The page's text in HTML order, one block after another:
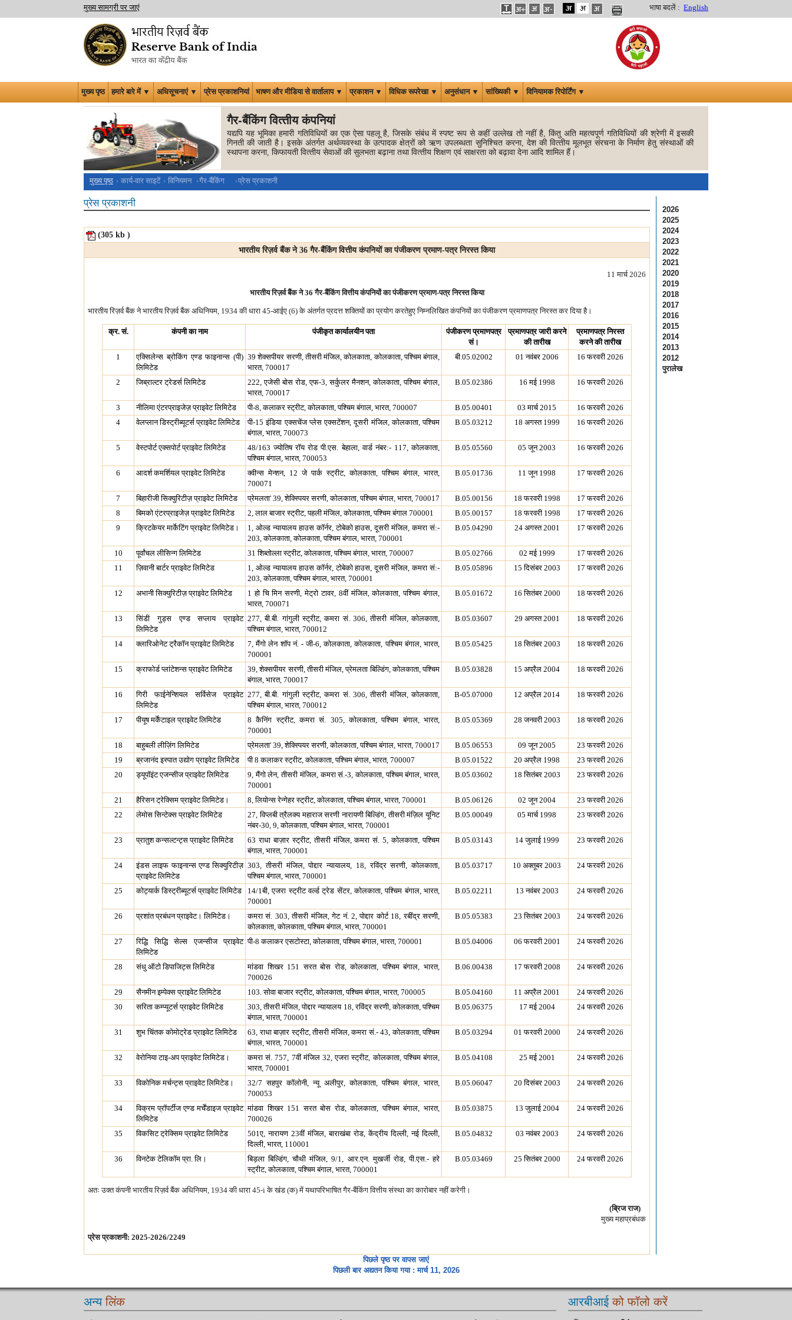
मुख्य सामग्री पर जाएं भाषा बदलें : English
मुख्य पृष्ठ हमारे बारे में ▼ अधिसूचनाएं ▼ प्रेस प्रकाशनियां भाषण और मीडिया से वार्तालाप ▼ प्रकाशन ▼ विधिक रूपरेखा ▼ अनुसंधान ▼ सांख्यिकी ▼ विनियामक रिपोर्टिंग ▼
गैर-बैंकिंग वित्‍तीय कंपनियां
यद्यपि यह भूमिका हमारी गतिविधियों का एक ऐसा पहलू है, जिसके संबंध में स्‍पष्‍ट रूप से कहीं उल्‍लेख तो नहीं है, किंतु अति महत्‍वपूर्ण गतिविधियों की श्रेणी में इसकी
गिनती की जाती है। इसके अंतर्गत अर्थव्‍यवस्‍था के उत्‍पादक क्षेत्रों को ऋण उपलब्‍धता सुनिश्चित करना, देश की वित्‍तीय मूलभूत संरचना के निर्माण हेतु संस्‍थाओं की
स्‍थापना करना, किफायती वित्‍तीय सेवाओं की सुलभता बढ़ाना तथा वित्‍तीय शिक्षण एवं साक्षरता को बढ़ावा देना आदि शामिल हैं।
मुख्य पृष्ठ कार्य-वार साइटें विनियमन गैर-बैंकिंग प्रेस प्रकाशनी
प्रेस प्रकाशनी
(305 kb )
भारतीय रिज़र्व बैंक ने 36 गैर-बैंकिंग वित्तीय कंपनियों का पंजीकरण प्रमाण-पत्र निरस्त किया
11 मार्च 2026
भारतीय रिज़र्व बैंक ने 36 गैर-बैंकिंग वित्तीय कंपनियों का पंजीकरण प्रमाण-पत्र निरस्त किया
भारतीय रिज़र्व बैंक ने भारतीय रिज़र्व बैंक अधिनियम, 1934 की धारा 45-आईए (6) के अंतर्गत प्रदत्त शक्तियों का प्रयोग करतेहुए निम्नलिखित कंपनियों का पंजीकरण प्रमाणपत्र निरस्त कर दिया है।
क्र. सं. कंपनी का नाम पंजीकृत कार्यालयीन पता
पंजीकरण प्रमाणपत्र
सं।
प्रमाणपत्र जारी करने
की तारीख
प्रमाणपत्र निरस्त
करने की तारीख
1
एक्सिलेन्स ब्रोकिंग एण्ड फाइनान्स (पी)
लिमिटेड
39 शेक्सपीयर सरणी, तीसरी मंजिल, कोलकाता, कोलकाता, पश्चिम बंगाल,
भारत, 700017
बी.05.02002 01 नवंबर 2006 16 फरवरी 2026
2 जिब्राल्टर ट्रेडर्स लिमिटेड
222, एजेसी बोस रोड, एफ-3, सर्कुलर मैनशन, कोलकाता, पश्चिम बंगाल,
भारत, 700017
B.05.02386 16 मई 1998 16 फरवरी 2026
3 नीलिमा एंटरप्राइजेज़ प्राइवेट लिमिटेड पी-8, कलाकर स्ट्रीट, कोलकाता, पश्चिम बंगाल, भारत, 700007 B.05.00401 03 मार्च 2015
16 फरवरी 2026
4
वेलप्लान डिस्ट्रीब्यूटर्स प्राइवेट लिमिटेड
पी-15 इंडिया एक्सचेंज प्लेस एक्सटेंशन, दूसरी मंजिल, कोलकाता, पश्चिम
बंगाल, भारत, 700073
B.05.03212 18 अगस्त 1999 16 फरवरी 2026
5 वेस्टपोर्ट एक्सपोर्ट प्राइवेट लिमिटेड
48/163 ज्योतिष रॉय रोड पी.एस. बेहाला, वार्ड नंबर:- 117, कोलकाता,
पश्चिम बंगाल, भारत, 700053
B.05.05560 05 जून 2003 16 फरवरी 2026
6 आदर्श कमर्शियल प्राइवेट लिमिटेड
क्वीन्स मेन्शन, 12 जे पार्क स्ट्रीट, कोलकाता, पश्चिम बंगाल, भारत,
700071
B.05.01736 11 जून 1998 17 फरवरी 2026
7 बिहारीजी सिक्युरिटीज़ प्राइवेट लिमिटेड प्रेमलता' 39, शेक्स्पियर सरणी, कोलकाता, पश्चिम बंगाल, भारत, 700017 B.05.00156 18 फरवरी 1998
17 फरवरी 2026
8
बिमको एंटरप्राइजेज़ प्राइवेट लिमिटेड 2, लाल बाजार स्ट्रीट, पहली मंजिल, कोलकाता, पश्चिम बंगाल 700001 B.05.00157 18 फरवरी 1998
17 फरवरी 2026
9
क्रिटकेयर मार्केटिंग प्राइवेट लिमिटेड।
1, ओल्ड न्यायालय हाउस कॉर्नर, टोबेको हाउस, दूसरी मंजिल, कमरा सं:-
203, कोलकाता, कोलकाता, पश्चिम बंगाल, भारत, 700001
B.05.04290 24 अगस्त 2001 17 फरवरी 2026
10 पूर्वांचल लीसिन्ग लिमिटेड 31 शिब्तोल्ला स्ट्रीट, कोलकाता, पश्चिम बंगाल, भारत, 700007 B.05.02766 02 मई 1999
17 फरवरी 2026
11
ज़िवानी बार्टर प्राइवेट लिमिटेड
1, ओल्ड न्यायालय हाउस कॉर्नर, टोबेको हाउस, दूसरी मंजिल, कमरा सं:-
203, कोलकाता, पश्चिम बंगाल, भारत, 700001
B.05.05896 15 दिसंबर 2003 17 फरवरी 2026
12 अभानी सिक्युरिटीज़ प्राइवेट लिमिटेड
1 हो चि मिन सरणी, मेट्रो टावर, 8वीं मंजिल, कोलकाता, पश्चिम बंगाल,
भारत, 700071
B.05.01672 16 सितंबर 2000 18 फरवरी 2026
13
सिंडी गुड्स एण्ड सप्लाय प्राइवेट
लिमिटेड
277, बी.बी. गांगुली स्ट्रीट, कमरा सं. 306, तीसरी मंजिल, कोलकाता,
पश्चिम बंगाल, भारत, 700012
B.05.03607 29 अगस्त 2001 18 फरवरी 2026
14 क्लारिओनेट ट्रैकॉन प्राइवेट लिमिटेड
7, मैंगो लेन शॉप नं. - जी-6, कोलकाता, कोलकाता, पश्चिम बंगाल, भारत,
700001
B.05.05425 18 सितंबर 2003 18 फरवरी 2026
15 क्राफोर्ड प्लांटेशन्स प्राइवेट लिमिटेड
39, शेक्सपीयर सरणी, तीसरी मंजिल, प्रेमलता बिल्डिंग, कोलकाता, पश्चिम
बंगाल, भारत, 700017
B.05.03828 15 अप्रैल 2004 18 फरवरी 2026
16
गिरी फाईनेन्शियल सर्विसेज प्राइवेट
लिमिटेड
277, बी.बी. गांगुली स्ट्रीट, कमरा सं. 306, तीसरी मंजिल, कोलकाता,
पश्चिम बंगाल, भारत, 700012
B-05.07000 12 अप्रैल 2014 18 फरवरी 2026
17 पीयूष मर्केंटाइल प्राइवेट लिमिटेड
8 कैनिंग स्ट्रीट, कमरा सं. 305, कोलकाता, पश्चिम बंगाल, भारत,
700001
B.05.05369 28 जनवरी 2003 18 फरवरी 2026
18 बाहुबली लीज़िंग लिमिटेड प्रेमलता' 39, शेक्स्पियर सरणी, कोलकाता, पश्चिम बंगाल, भारत, 700017 B.05.06553 09 जून 2005
23 फरवरी 2026
19
ब्रजानंद इस्पात उद्योग प्राइवेट लिमिटेड पी 8 कलाकर स्ट्रीट, कोलकाता, पश्चिम बंगाल, भारत, 700007 B.05.01522 20 अप्रैल 1998
23 फरवरी 2026
20
ड्यूपॉइंट एजन्सीज प्राइवेट लिमिटेड
9, मैंगो लेन, तीसरी मंजिल, कमरा सं.-3, कोलकाता, पश्चिम बंगाल, भारत,
700001
B.05.03602 18 सितंबर 2003 23 फरवरी 2026
21 हैरिसन ट्रेक्सिम प्राइवेट लिमिटेड। 8, लियोन्स रेन्गेहर स्ट्रीट, कोलकाता, पश्चिम बंगाल, भारत, 700001 B.05.06126 02 जून 2004
23 फरवरी 2026
22
लेमोस सिन्टेक्स प्राइवेट लिमिटेड
27, विप्लबी त्रैलक्य महाराज सरणी नारायणी बिल्डिंग, तीसरी मंज़िल यूनिट
नंबर-30, 9, कोलकाता, पश्चिम बंगाल, भारत, 700001
B.05.00049 05 मार्च 1998 23 फरवरी 2026
23 प्रातुश कन्सल्टन्ट्स प्राइवेट लिमिटेड
63 राधा बाज़ार स्ट्रीट, तीसरी मंजिल, कमरा सं. 5, कोलकाता, पश्चिम
बंगाल, भारत, 700001
B.05.03143 14 जुलाई 1999 23 फरवरी 2026
24
इंडस लाइफ फाइनान्स एण्ड सिक्युरिटीज़
प्राइवेट लिमिटेड
303, तीसरी मंजिल, पोद्दार न्यायालय, 18, रविंद्र सरणी, कोलकाता,
पश्चिम बंगाल, भारत, 700001
B.05.03717 10 अक्तूबर 2003 24 फरवरी 2026
25 कोट्यार्क डिस्ट्रीब्यूटर्स प्राइवेट लिमिटेड
14/1बी, एजरा स्ट्रीट वर्ल्ड ट्रेड सेंटर, कोलकाता, पश्चिम बंगाल, भारत,
700001
B.05.02211 13 नवंबर 2003 24 फरवरी 2026
26 प्रशांत प्रबंधन प्राइवेट। लिमिटेड।
कमरा सं. 303, तीसरी मंजिल, गेट नं. 2, पोद्दार कोर्ट 18, रबींद्र सरणी,
कोलकाता, कोलकाता, पश्चिम बंगाल, भारत, 700001
B.05.05383 23 सितंबर 2003 24 फरवरी 2026
27
रिद्धि सिद्धि सेल्स एजन्सीज प्राइवेट
लिमिटेड
पी-8 कलाकर एसटोस्टा, कोलकाता, पश्चिम बंगाल, भारत, 700001 B.05.04006 06 फरवरी 2001 24 फरवरी 2026
28 संधु ऑटो डिपाजिट्स लिमिटेड
मांडवा शिखर 151 सरत बोस रोड, कोलकाता, पश्चिम बंगाल, भारत,
700026
B.06.00438 17 फरवरी 2008 24 फरवरी 2026
29 सैनमीन इम्पेक्स प्राइवेट लिमिटेड 103. सोवा बाजार स्ट्रीट, कोलकाता, पश्चिम बंगाल, भारत, 700005 B.05.04160 11 अप्रैल 2001
24 फरवरी 2026
30
सरिता कम्प्यूटर्स प्राइवेट लिमिटेड
303, तीसरी मंजिल, पोद्दार न्यायालय 18, रविंद्र सरणी, कोलकाता, पश्चिम
बंगाल, भारत, 700001
B.05.06375 17 मई 2004 24 फरवरी 2026
31 शुभ चिंतक कोमोट्रेड प्राइवेट लिमिटेड
63, राधा बाज़ार स्ट्रीट, तीसरी मंजिल, कमरा सं.- 43, कोलकाता, पश्चिम
बंगाल, भारत, 700001
B.05.03294 01 फरवरी 2000 24 फरवरी 2026
32 वेरोनिया टाइ-अप प्राइवेट लिमिटेड।
कमरा सं. 757, 7वीं मंजिल 32, एजरा स्ट्रीट, कोलकाता, पश्चिम बंगाल,
भारत, 700001
B.05.04108 25 मई 2001 24 फरवरी 2026
33 विकोनिक मर्चन्ट्स प्राइवेट लिमिटेड।
32/7 सहपुर कॉलोनी, न्यू अलीपुर, कोलकाता, पश्चिम बंगाल, भारत,
700053
B.05.06047 20 दिसंबर 2003 24 फरवरी 2026
34
विक्रम प्रॉपर्टीज एण्ड मर्चेंडाइज प्राइवेट
लिमिटेड
मांडवा शिखर 151 सरत बोस रोड, कोलकाता, पश्चिम बंगाल, भारत,
700026
B.05.03875 13 जुलाई 2004 24 फरवरी 2026
35 विकसिट ट्रेक्सिम प्राइवेट लिमिटेड
501ए, नारायण 23वीं मंजिल, बाराखंबा रोड, केंद्रीय दिल्ली, नई दिल्ली,
दिल्ली, भारत, 110001
B.05.04832 03 नवंबर 2003 24 फरवरी 2026
36 विनटेक टेलिकॉम प्रा. लि।
बिड़ला बिल्डिंग, चौथी मंजिल, 9/1, आर.एन. मुखर्जी रोड, पी.एस.- हरे
स्ट्रीट, कोलकाता, पश्चिम बंगाल, भारत, 700001
B.05.03469 25 सितंबर 2000 24 फरवरी 2026
अतः उक्त कंपनी भारतीय रिज़र्व बैंक अधिनियम, 1934 की धारा 45-i के खंड (क) में यथापरिभाषित गैर-बैंकिंग वित्तीय संस्था का कारोबार नहीं करेगी।
(ब्रिज राज)
मुख्य महाप्रबंधक
प्रेस प्रकाशनी: 2025-2026/2249
2026
2025
2024
2023
2022
2021
2020
2019
2018
2017
2016
2015
2014
2013
2012
पुरालेख
पिछले पृष्ठ पर वापस जाएं
पिछली बार अद्यतन किया गया : मार्च 11, 2026
अन्यलिंक आरबीआईको फॉलो करें